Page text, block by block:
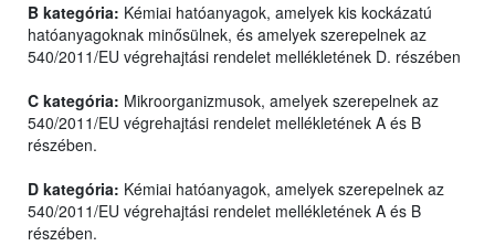
B kategória: Kémiai hatóanyagok, amelyek kis kockázatú
hatóanyagoknak minősülnek, és amelyek szerepelnek az
540/2011/EU végrehajtási rendelet mellékletének D. részében
C kategória: Mikroorganizmusok, amelyek szerepelnek az
540/2011/EU végrehajtási rendelet mellékletének A és B
részében.
D kategória: Kémiai hatóanyagok, amelyek szerepelnek az
540/2011/EU végrehajtási rendelet mellékletének A és B
részében.